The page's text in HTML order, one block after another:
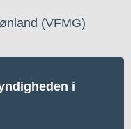
(VFMG)
i